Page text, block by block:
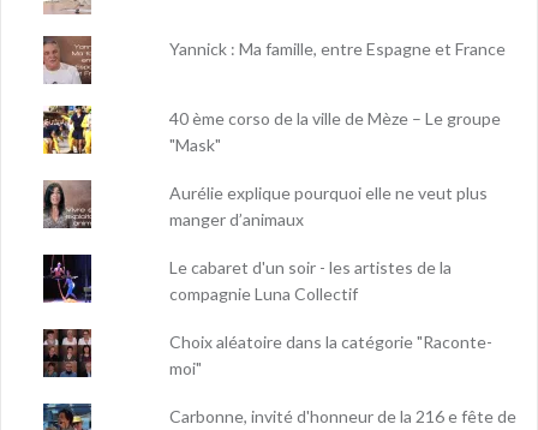
Yannick : Ma famille, entre Espagne et France
40 ème corso de la ville de Mèze – Le groupe
"Mask"
Aurélie explique pourquoi elle ne veut plus
manger d’animaux
Le cabaret d'un soir - les artistes de la
compagnie Luna Collectif
Choix aléatoire dans la catégorie "Raconte-
moi"
Carbonne, invité d'honneur de la 216 e fête de